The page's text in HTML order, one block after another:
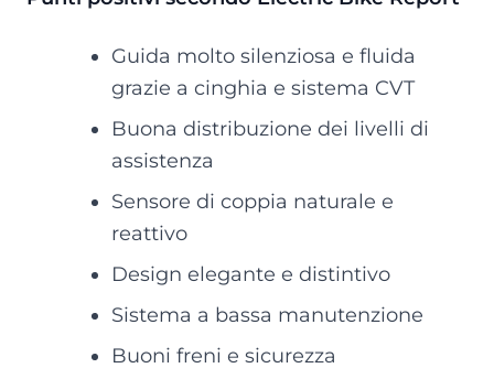
Guida molto silenziosa e fluida
grazie a cinghia e sistema CVT
Buona distribuzione dei livelli di
assistenza
Sensore di coppia naturale e
reattivo
Design elegante e distintivo
Sistema a bassa manutenzione
Buoni freni e sicurezza